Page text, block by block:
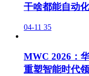
干啥都能自动化
04-11 35
MWC 2026：
重塑智能时代